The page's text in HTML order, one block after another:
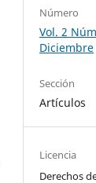
Número
Vol. 2
Diciembre
Sección
Artículos
Licencia
Derechos